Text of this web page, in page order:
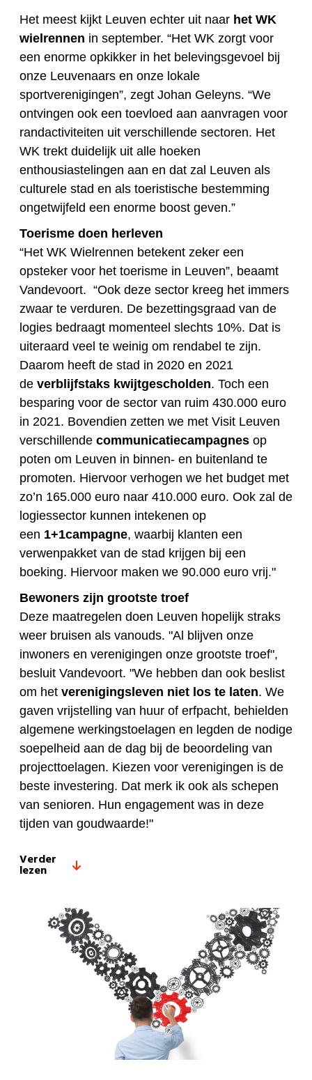
Het meest kijkt Leuven echter uit naar het WK
wielrennen in september. “Het WK zorgt voor
een enorme opkikker in het belevingsgevoel bij
onze Leuvenaars en onze lokale
sportverenigingen”, zegt Johan Geleyns. “We
ontvingen ook een toevloed aan aanvragen voor
randactiviteiten uit verschillende sectoren. Het
WK trekt duidelijk uit alle hoeken
enthousiastelingen aan en dat zal Leuven als
culturele stad en als toeristische bestemming
ongetwijfeld een enorme boost geven.”
Toerisme doen herleven
“Het WK Wielrennen betekent zeker een
opsteker voor het toerisme in Leuven”, beaamt
Vandevoort. “Ook deze sector kreeg het immers
zwaar te verduren. De bezettingsgraad van de
logies bedraagt momenteel slechts 10%. Dat is
uiteraard veel te weinig om rendabel te zijn.
Daarom heeft de stad in 2020 en 2021
de verblijfstaks kwijtgescholden. Toch een
besparing voor de sector van ruim 430.000 euro
in 2021. Bovendien zetten we met Visit Leuven
verschillende communicatiecampagnes op
poten om Leuven in binnen- en buitenland te
promoten. Hiervoor verhogen we het budget met
zo’n 165.000 euro naar 410.000 euro. Ook zal de
logiessector kunnen intekenen op
een 1+1campagne, waarbij klanten een
verwenpakket van de stad krijgen bij een
boeking. Hiervoor maken we 90.000 euro vrij."
Bewoners zijn grootste troef
Deze maatregelen doen Leuven hopelijk straks
weer bruisen als vanouds. "Al blijven onze
inwoners en verenigingen onze grootste troef",
besluit Vandevoort. "We hebben dan ook beslist
om het verenigingsleven niet los te laten. We
gaven vrijstelling van huur of erfpacht, behielden
algemene werkingstoelagen en legden de nodige
soepelheid aan de dag bij de beoordeling van
projecttoelagen. Kiezen voor verenigingen is de
beste investering. Dat merk ik ook als schepen
van senioren. Hun engagement was in deze
tijden van goudwaarde!"
Verder
lezen